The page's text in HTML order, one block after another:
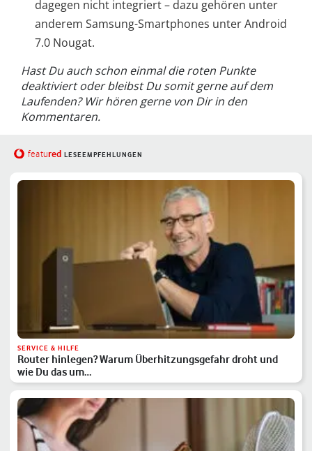
dagegen nicht integriert – dazu gehören unter
anderem Samsung-Smartphones unter Android
7.0 Nougat.
Hast Du auch schon einmal die roten Punkte
deaktiviert oder bleibst Du somit gerne auf dem
Laufenden? Wir hören gerne von Dir in den
Kommentaren.
featured LESEEMPFEHLUNGEN
SERVICE & HILFE
Router hinlegen? Warum Überhitzungsgefahr droht und
wie Du das um…